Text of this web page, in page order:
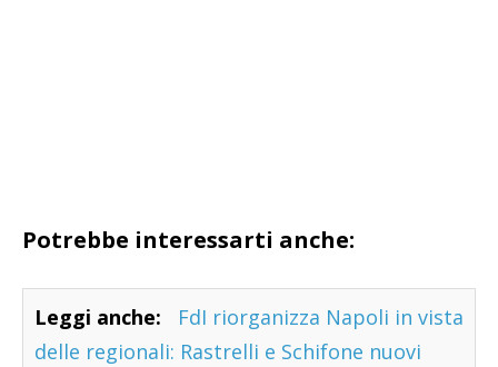
Potrebbe interessarti anche:
Leggi anche:
FdI riorganizza Napoli in vista
delle regionali: Rastrelli e Schifone nuovi